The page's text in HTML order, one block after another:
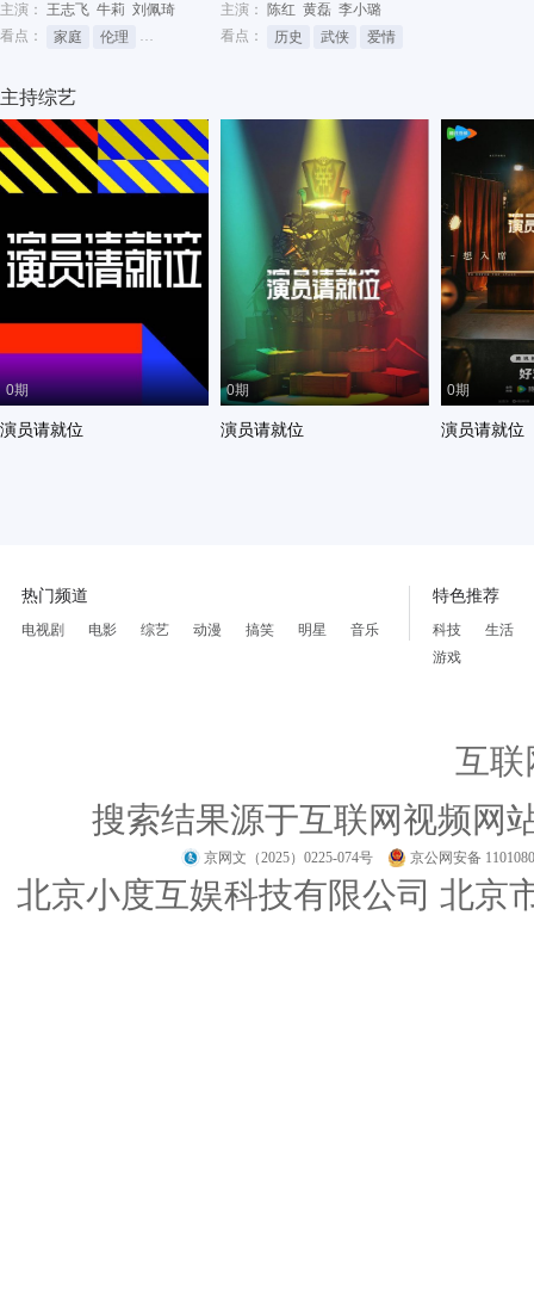
主演： 王志飞 牛莉 刘佩琦
看点：
家庭 伦理 都市生活
主演： 陈红 黄磊 李小璐
看点：
历史 武侠 爱情
主持综艺
0期
演员请就位
0期
演员请就位
0期
演员请就位
热门频道
电视剧 电影 综艺 动漫 搞笑 明星 音乐
特色推荐
科技
生活
游戏
互联
搜索结果源于互联网视频网
京网文（2025）0225-074号 京公网安备
北京小度互娱科技有限公司 北京